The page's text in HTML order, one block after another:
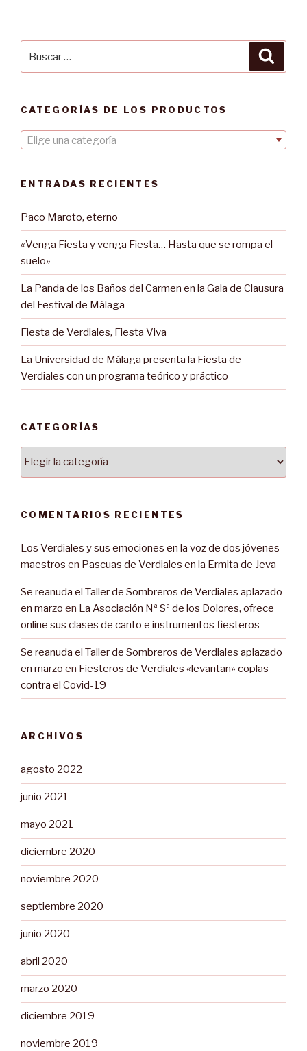
por:
CATEGORÍAS DE LOS PRODUCTOS
Elige una categoría
ENTRADAS RECIENTES
Paco Maroto, eterno
«Venga Fiesta y venga Fiesta… Hasta que se rompa el
suelo»
La Panda de los Baños del Carmen en la Gala de Clausura
del Festival de Málaga
Fiesta de Verdiales, Fiesta Viva
La Universidad de Málaga presenta la Fiesta de
Verdiales con un programa teórico y práctico
CATEGORÍAS
COMENTARIOS RECIENTES
Los Verdiales y sus emociones en la voz de dos jóvenes
maestros en Pascuas de Verdiales en la Ermita de Jeva
Se reanuda el Taller de Sombreros de Verdiales aplazado
en marzo en La Asociación Nª Sª de los Dolores, ofrece
online sus clases de canto e instrumentos fiesteros
Se reanuda el Taller de Sombreros de Verdiales aplazado
en marzo en Fiesteros de Verdiales «levantan» coplas
contra el Covid-19
ARCHIVOS
agosto 2022
junio 2021
mayo 2021
diciembre 2020
noviembre 2020
septiembre 2020
junio 2020
abril 2020
marzo 2020
diciembre 2019
noviembre 2019